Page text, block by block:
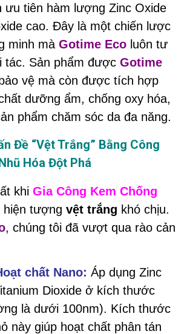
ưu tiên hàm lượng Zinc Oxide
cao. Đây là một chiến lược
minh mà Gotime Eco luôn tư
tác. Sản phẩm được Gotime
vệ mà còn được tích hợp
dưỡng ẩm, chống oxy hóa,
phẩm chăm sóc da đa năng.
Đề “Vệt Trắng” Bằng Công
Hóa Đột Phá
khi Gia Công Kem Chống
hiện tượng vệt trắng khó chịu.
, chúng tôi đã vượt qua rào cản
chất Nano: Áp dụng Zinc
Dioxide ở kích thước
là dưới 100nm). Kích thước
này giúp hoạt chất phân tán